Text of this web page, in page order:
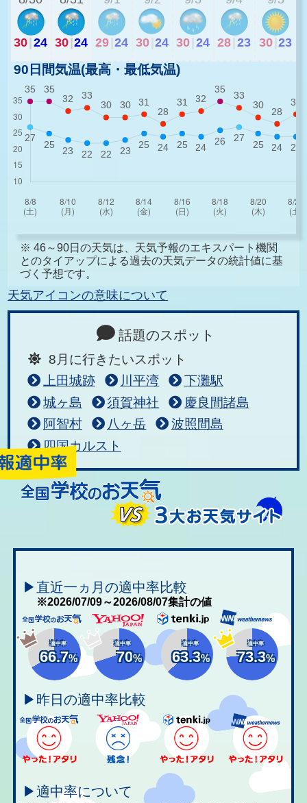
30 24 30 24 29 24 30 24 30 24 28 23 30 23
90日間気温(最高・最低気温)
※ 46～90日の天気は、天気予報のエキスパート機関
とのタイアップによる過去の天気データの統計値に基
づく予想です。
天気アイコンの意味について
話題のスポット
8月に行きたいスポット
上田城跡
川平湾
下灘駅
城ヶ島
須賀神社
慶良間諸島
阿智村
八ヶ岳
波照間島
四国カルスト
▶直近一ヵ月の適中率比較
※2026/07/09～2026/08/07集計の値
適中率
66.7%
適中率
70%
適中率
63.3%
適中率
73.3%
▶昨日の適中率比較
▶適中率について